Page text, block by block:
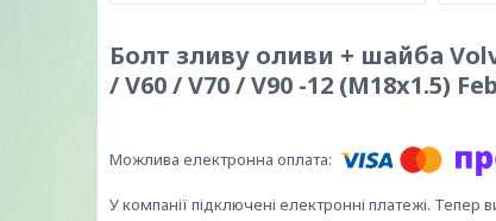
Болт зливу оливи + шайба
/ V60 / V70 / V90 -12 (M18x1.5)
У компанії підключені електронні платежі.